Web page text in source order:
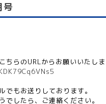
号
ちらのURLからお願いいたし
もお送りしております。
でしたら、ご連絡ください。